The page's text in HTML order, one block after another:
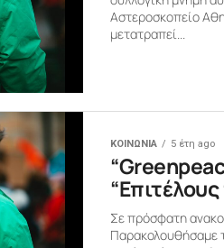
Αστεροσκοπείο
μετατραπεί...
ΚΟΙΝΩΝΙΑ 5 έτη ago
Σε πρόσφατη
Παρακολουθήσαμε